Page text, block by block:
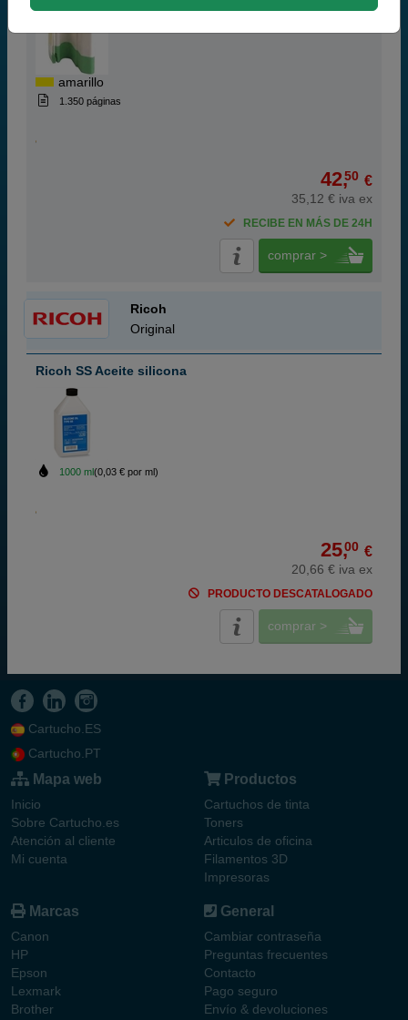
amarillo
1.350 páginas
42,50 €
35,12 € iva ex
RECIBE EN MÁS DE 24H
comprar >
Ricoh
Original
Ricoh SS Aceite silicona
1000 ml(0,03 € por ml)
25,00 €
20,66 € iva ex
PRODUCTO DESCATALOGADO
comprar >
Cartucho.ES
Cartucho.PT
Mapa web
Inicio
Sobre Cartucho.es
Atención al cliente
Mi cuenta
Productos
Cartuchos de tinta
Toners
Articulos de oficina
Filamentos 3D
Impresoras
Marcas
Canon
HP
Epson
Lexmark
Brother
General
Cambiar contraseña
Preguntas frecuentes
Contacto
Pago seguro
Envío & devoluciones